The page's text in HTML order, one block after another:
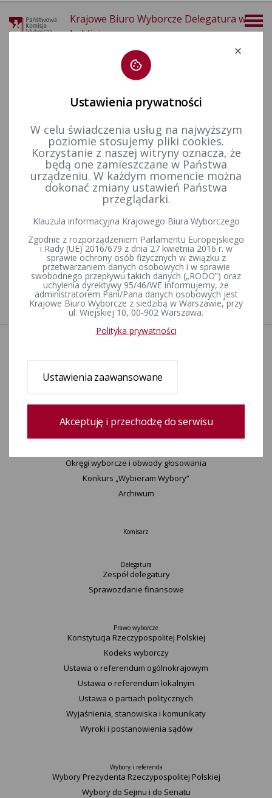
Krajowe Biuro Wyborcze Delegatura w
Lublinie
404
Nie znaleziono podstrony
Uchwały
Postanowienia
Okręgi wyborcze i obwody głosowania
Konkurs „Wybieram Wybory”
Archiwum
Komisarz
Delegatura
Zespół delegatury
Sprawozdanie finansowe
Prawo wyborcze
Konstytucja Rzeczypospolitej Polskiej​
Kodeks wyborczy
Ustawa o referendum ogólnokrajowym
Ustawa o referendum lokalnym
Ustawa o partiach politycznych
Wyjaśnienia, stanowiska i komunikaty
Wyroki i postanowienia sądów
Wybory i referenda
Wybory Prezydenta Rzeczypospolitej Polskiej
Wybory do Sejmu i do Senatu
Ustawienia prywatności
W celu świadczenia usług na najwyższym
poziomie stosujemy pliki cookies.
Korzystanie z naszej witryny oznacza, że
będą one zamieszczane w Państwa
urządzeniu. W każdym momencie można
dokonać zmiany ustawień Państwa
przeglądarki.
Klauzula informacyjna Krajowego Biura Wyborczego
Zgodnie z rozporządzeniem Parlamentu Europejskiego
i Rady (UE) 2016/679 z dnia 27 kwietnia 2016 r. w
sprawie ochrony osób fizycznych w związku z
przetwarzaniem danych osobowych i w sprawie
swobodnego przepływu takich danych („RODO”) oraz
uchylenia dyrektywy 95/46/WE informujemy, że
administratorem Pani/Pana danych osobowych jest
Krajowe Biuro Wyborcze z siedzibą w Warszawie, przy
ul. Wiejskiej 10, 00-902 Warszawa.
Polityka prywatności
Ustawienia zaawansowane
Akceptuję i przechodzę do serwisu